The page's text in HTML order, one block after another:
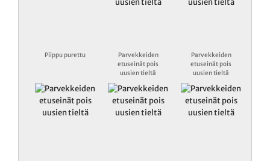
Piippu purettu
Parvekkeiden
etuseinät pois
uusien tieltä
Parvekkeiden
etuseinät pois
uusien tieltä